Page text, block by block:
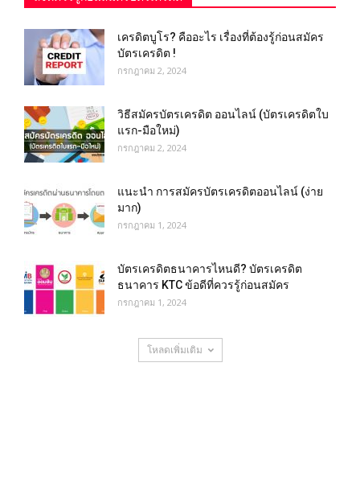
เครดิตบูโร? คืออะไร เรื่องที่ต้องรู้ก่อนสมัคร
บัตรเครดิต !
กรกฎาคม 2, 2024
วิธีสมัครบัตรเครดิต ออนไลน์ (บัตรเครดิตใบ
แรก-มือใหม่)
กรกฎาคม 2, 2024
แนะนำ การสมัครบัตรเครดิตออนไลน์ (ง่าย
มาก)
กรกฎาคม 1, 2024
บัตรเครดิตธนาคารไหนดี? บัตรเครดิต
ธนาคาร KTC ข้อดีที่ควรรู้ก่อนสมัคร
กรกฎาคม 1, 2024
โหลดเพิ่มเติม